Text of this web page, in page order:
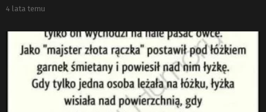
4 lata temu